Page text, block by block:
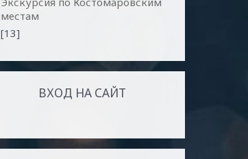
местам
[13]
ВХОД НА САЙТ